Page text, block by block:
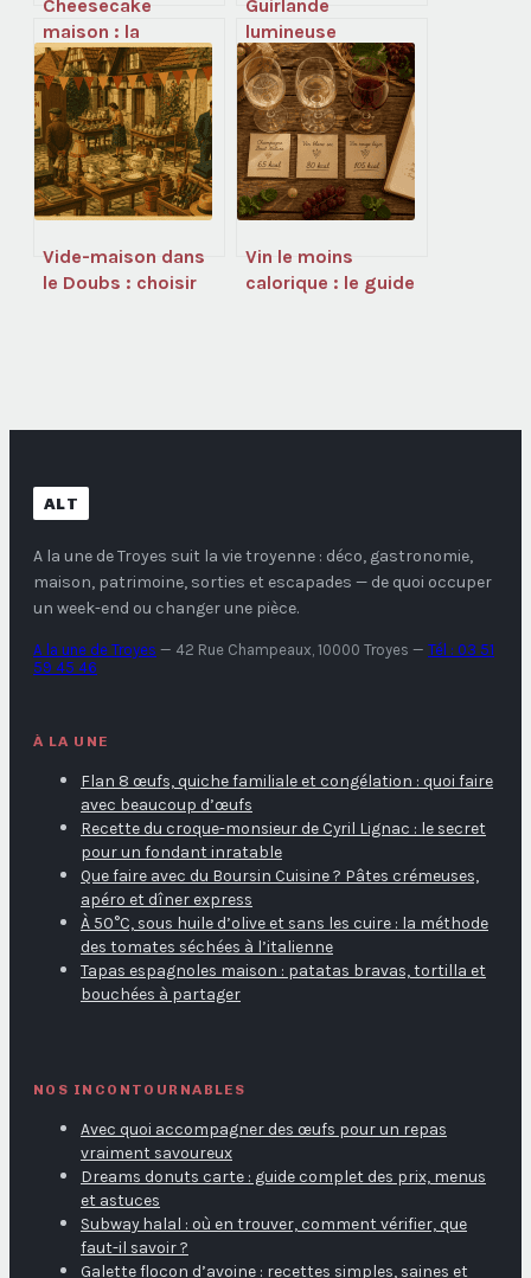
Cheesecake
maison : la
méthode infaillible
pour une texture
onctueuse
Guirlande
lumineuse
extérieure : 3
règles d’or pour
choisir l’étanchéité
et éviter les pannes
Vide-maison dans
le Doubs : choisir
Vin le moins
calorique : le guide
ALT
A la une de Troyes suit la vie troyenne : déco, gastronomie,
maison, patrimoine, sorties et escapades — de quoi occuper
un week-end ou changer une pièce.
A la une de Troyes — 42 Rue Champeaux, 10000 Troyes — Tél : 03 51
59 45 46
À LA UNE
Flan 8 œufs, quiche familiale et congélation : quoi faire
avec beaucoup d’œufs
Recette du croque-monsieur de Cyril Lignac : le secret
pour un fondant inratable
Que faire avec du Boursin Cuisine ? Pâtes crémeuses,
apéro et dîner express
À 50°C, sous huile d’olive et sans les cuire : la méthode
des tomates séchées à l’italienne
Tapas espagnoles maison : patatas bravas, tortilla et
bouchées à partager
NOS INCONTOURNABLES
Avec quoi accompagner des œufs pour un repas
vraiment savoureux
Dreams donuts carte : guide complet des prix, menus
et astuces
Subway halal : où en trouver, comment vérifier, que
faut-il savoir ?
Galette flocon d’avoine : recettes simples, saines et